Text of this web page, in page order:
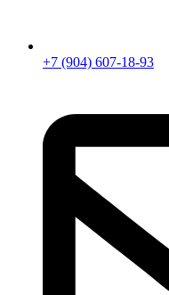
+7 (904) 607-18-93